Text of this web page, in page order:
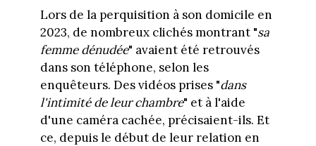
Lors de la perquisition à son domicile en
2023, de nombreux clichés montrant "sa
femme dénudée" avaient été retrouvés
dans son téléphone, selon les
enquêteurs. Des vidéos prises "dans
l'intimité de leur chambre" et à l'aide
d'une caméra cachée, précisaient-ils. Et
ce, depuis le début de leur relation en